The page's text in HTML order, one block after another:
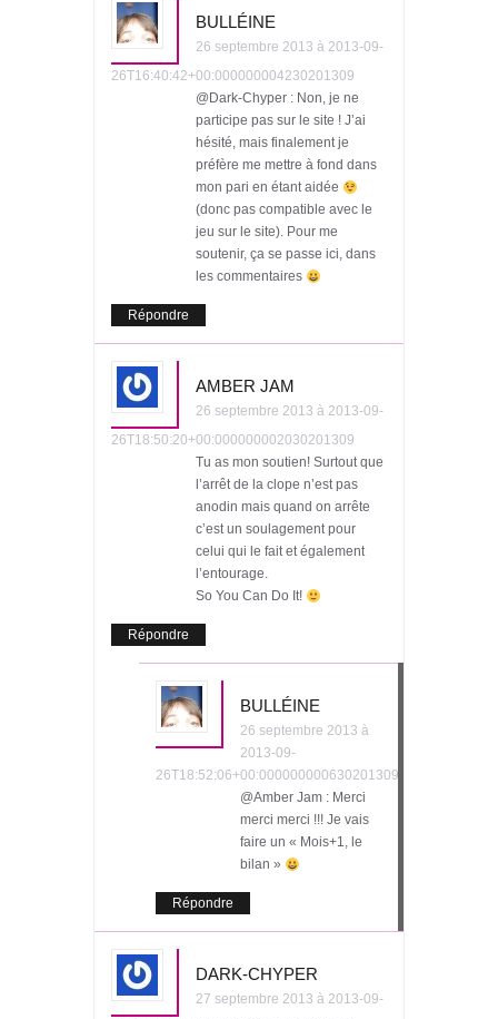
BULLÉINE
26 septembre 2013 à 2013-09-
26T16:40:42+00:000000004230201309
@Dark-Chyper : Non, je ne
participe pas sur le site ! J’ai
hésité, mais finalement je
préfère me mettre à fond dans
mon pari en étant aidée
(donc pas compatible avec le
jeu sur le site). Pour me
soutenir, ça se passe ici, dans
les commentaires
Répondre
AMBER JAM
26 septembre 2013 à 2013-09-
26T18:50:20+00:000000002030201309
Tu as mon soutien! Surtout que
l’arrêt de la clope n’est pas
anodin mais quand on arrête
c’est un soulagement pour
celui qui le fait et également
l’entourage.
So You Can Do It!
Répondre
BULLÉINE
26 septembre 2013 à
2013-09-
26T18:52:06+00:000000000630201309
@Amber Jam : Merci
merci merci !!! Je vais
faire un « Mois+1, le
bilan »
Répondre
DARK-CHYPER
27 septembre 2013 à 2013-09-